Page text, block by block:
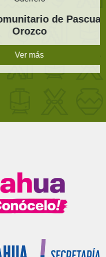
de Pascual